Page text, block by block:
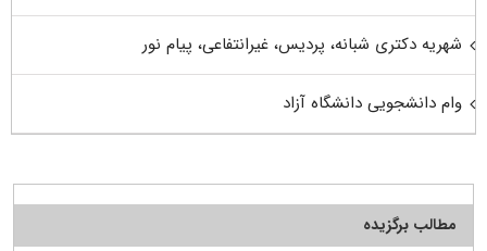
شهریه دکتری شبانه، پردیس، غیرانتفاعی، پیام نور
وام دانشجویی دانشگاه آزاد
مطالب برگزیده